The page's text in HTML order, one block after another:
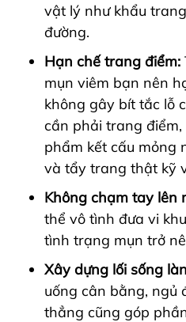
vật lý như khẩu
đường.
Hạn chế trang điểm:
mụn viêm bạn nên
không gây bít tắc lỗ
cần phải trang
phẩm kết cấu mỏng
và tẩy trang thật kỹ
Không chạm tay lên
thể vô tình đưa vi
tình trạng mụn trở
Xây dựng lối sống
uống cân bằng, ngủ
thẳng cũng góp